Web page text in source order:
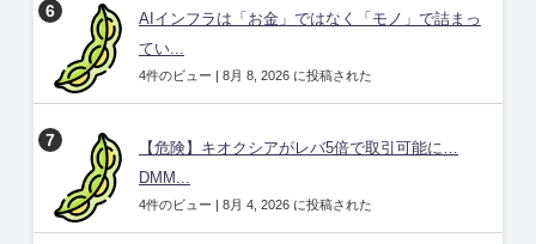
AIインフラは「お金」ではなく「モノ」で詰まっ
てい...
4件のビュー | 8月 8, 2026 に投稿された
【危険】キオクシアがレバ5倍で取引可能に…
DMM...
4件のビュー | 8月 4, 2026 に投稿された